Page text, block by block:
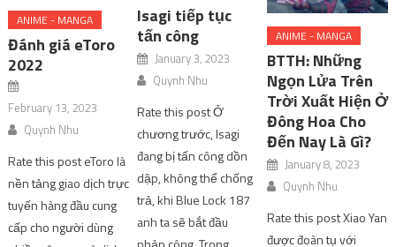
ANIME - MANGA
Đánh giá eToro
2022
February 13, 2023
Quynh Nhu
Rate this post eToro là
nền tảng giao dịch trực
tuyến hàng đầu cung
cấp cho người dùng
Isagi tiếp tục
tấn công
January 3, 2023
Quynh Nhu
Rate this post Ở
chương trước, Isagi
đang bị tấn công dồn
dập, không thể chống
trả, khi Blue Lock 187
anh ta sẽ bắt đầu
ANIME - MANGA
BTTH: Những
Ngọn Lửa Trên
Trời Xuất Hiện Ở
Đông Hoa Cho
Đến Nay Là Gì?
January 8, 2023
Quynh Nhu
Rate this post Xiao Yan
được đoàn tụ với